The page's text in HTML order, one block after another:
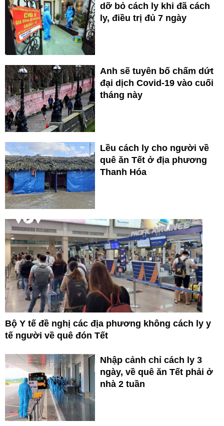
dỡ bỏ cách ly khi đã cách
ly, điều trị đủ 7 ngày
Anh sẽ tuyên bố chấm dứt
đại dịch Covid-19 vào cuối
tháng này
Lều cách ly cho người về
quê ăn Tết ở địa phương
Thanh Hóa
Bộ Y tế đề nghị các địa phương không cách ly y
tế người về quê đón Tết
Nhập cảnh chỉ cách ly 3
ngày, về quê ăn Tết phải ở
nhà 2 tuần